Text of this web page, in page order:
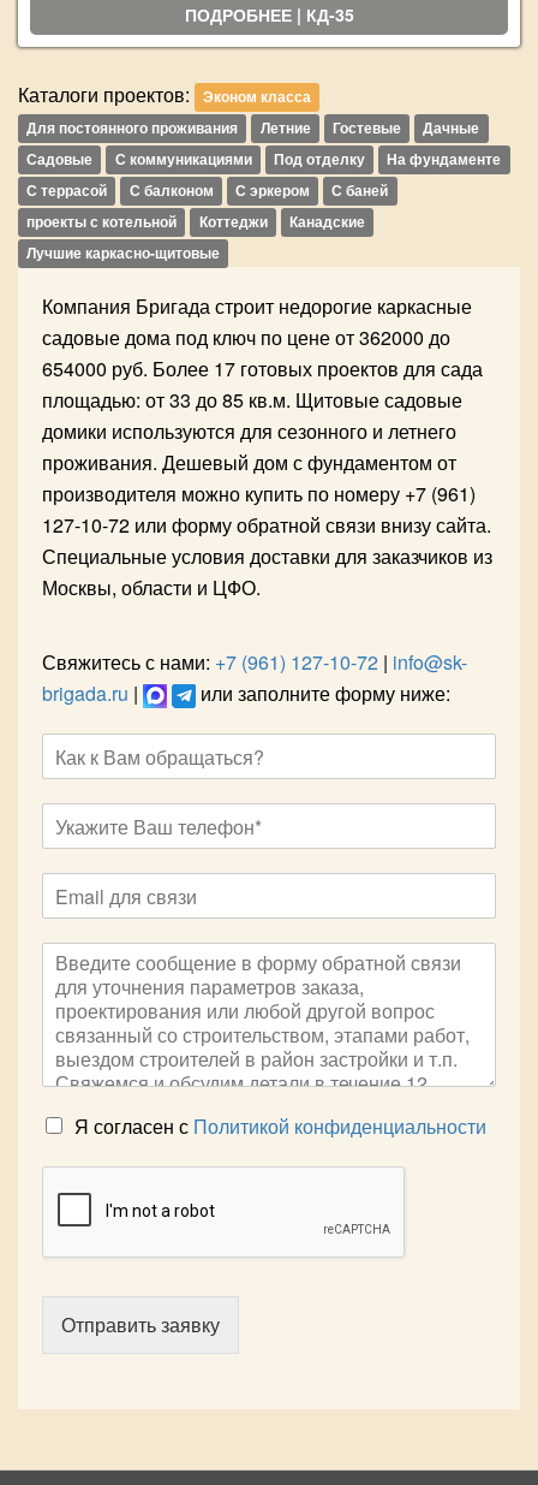
ПОДРОБНЕЕ | КД-35
Каталоги проектов:
Эконом класса
Для постоянного проживания
Летние Гостевые
Дачные
Садовые
С коммуникациями Под отделку
На фундаменте
С террасой
С балконом С эркером
С баней
проекты с котельной
Коттеджи
Канадские
Лучшие каркасно-щитовые
Компания Бригада строит недорогие каркасные
садовые дома под ключ по цене от 362000 до
654000 руб. Более 17 готовых проектов для сада
площадью: от 33 до 85 кв.м. Щитовые садовые
домики используются для сезонного и летнего
проживания. Дешевый дом с фундаментом от
производителя можно купить по номеру +7 (961)
127-10-72 или форму обратной связи внизу сайта.
Специальные условия доставки для заказчиков из
Москвы, области и ЦФО.
Свяжитесь с нами: +7 (961) 127-10-72 | info@sk-
brigada.ru | или заполните форму ниже:
Я согласен с Политикой конфиденциальности
Отправить заявку